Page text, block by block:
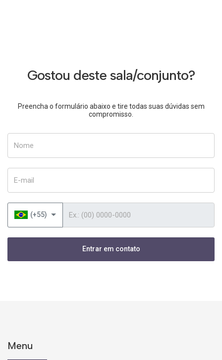
Gostou deste sala/conjunto?
Preencha o formulário abaixo e tire todas suas dúvidas sem
compromisso.
(+55)
Entrar em contato
Menu